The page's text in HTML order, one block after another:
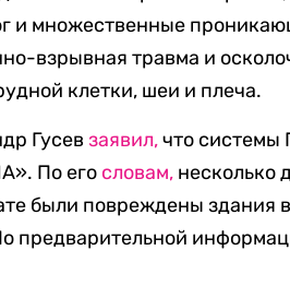
и множественные
взрывная травма и
клетки, шеи и плеча.
Гусевзаявил,что системы
По его словам, несколько
были повреждены здания
предварительной